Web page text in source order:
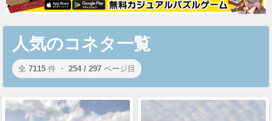
人気のコネタ一覧
全 7115 件 ・ 254 / 297 ページ目